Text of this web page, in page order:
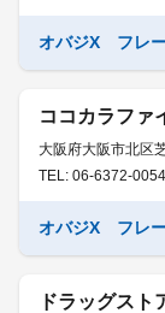
オバジX フレ
ココカラファ
大阪府大阪市北区
TEL: 06-6372-0054
オバジX フレ
ドラッグス